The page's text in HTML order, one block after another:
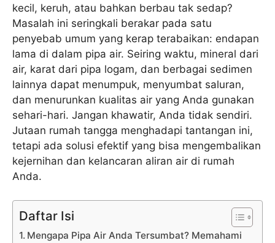
kecil, keruh, atau bahkan berbau tak sedap?
Masalah ini seringkali berakar pada satu
penyebab umum yang kerap terabaikan: endapan
lama di dalam pipa air. Seiring waktu, mineral dari
air, karat dari pipa logam, dan berbagai sedimen
lainnya dapat menumpuk, menyumbat saluran,
dan menurunkan kualitas air yang Anda gunakan
sehari-hari. Jangan khawatir, Anda tidak sendiri.
Jutaan rumah tangga menghadapi tantangan ini,
tetapi ada solusi efektif yang bisa mengembalikan
kejernihan dan kelancaran aliran air di rumah
Anda.
Daftar Isi
Mengapa Pipa Air Anda Tersumbat? Memahami